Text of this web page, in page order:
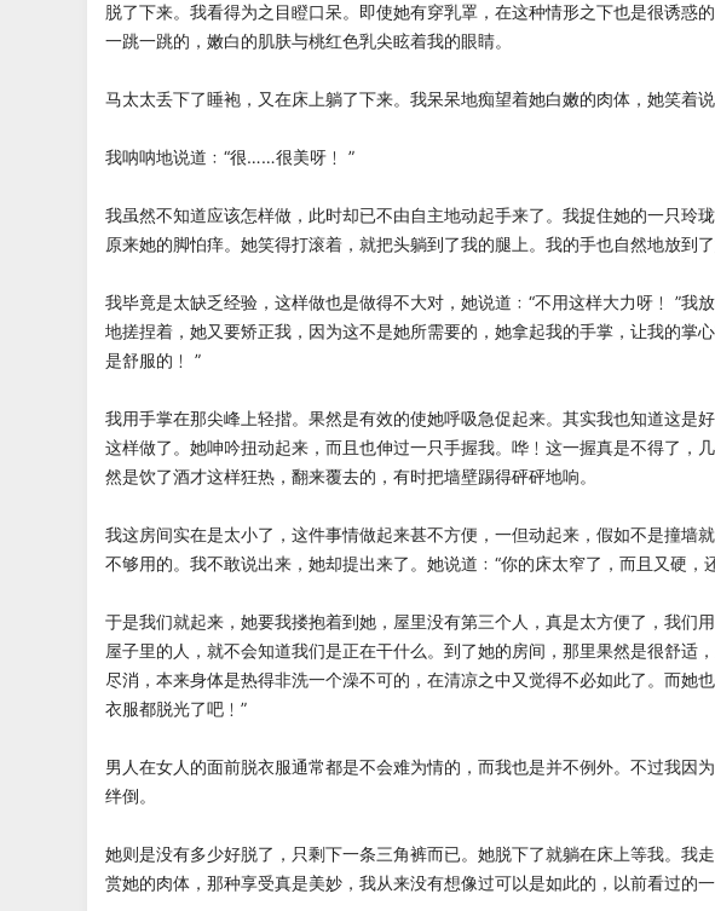
脱了下来。我看得为之目瞪口呆。即使她有穿乳罩，在这种情形之下也是很诱惑
一跳一跳的，嫩白的肌肤与桃红色乳尖眩着我的眼睛。
马太太丢下了睡袍，又在床上躺了下来。我呆呆地痴望着她白嫩的肉体，她笑着
我呐呐地说道﹕“很……很美呀﹗ ”
我虽然不知道应该怎样做，此时却已不由自主地动起手来了。我捉住她的一只玲
原来她的脚怕痒。她笑得打滚着，就把头躺到了我的腿上。我的手也自然地放
我毕竟是太缺乏经验，这样做也是做得不大对，她说道﹕“不用这样大力呀﹗ ”我
地搓捏着，她又要矫正我，因为这不是她所需要的，她拿起我的手掌，让我的掌
是舒服的﹗ ”
我用手掌在那尖峰上轻揩。果然是有效的使她呼吸急促起来。其实我也知道这是
这样做了。她呻吟扭动起来，而且也伸过一只手握我。哗﹗这一握真是不得了，
然是饮了酒才这样狂热，翻来覆去的，有时把墙壁踢得砰砰地响。
我这房间实在是太小了，这件事情做起来甚不方便，一但动起来，假如不是撞墙
不够用的。我不敢说出来，她却提出来了。她说道﹕“你的床太窄了，而且又硬
于是我们就起来，她要我搂抱着到她，屋里没有第三个人，真是太方便了，我们
屋子里的人，就不会知道我们是正在干什么。到了她的房间，那里果然是很舒适
尽消，本来身体是热得非洗一个澡不可的，在清凉之中又觉得不必如此了。而她
衣服都脱光了吧﹗”
男人在女人的面前脱衣服通常都是不会难为情的，而我也是并不例外。不过我因
绊倒。
她则是没有多少好脱了，只剩下一条三角裤而已。她脱下了就躺在床上等我。我
赏她的肉体，那种享受真是美妙，我从来没有想像过可以是如此的，以前看过